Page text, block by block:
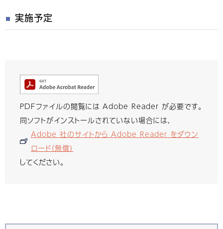
実施予定
PDFファイルの閲覧には Adobe Reader が必要です。
同ソフトがインストールされていない場合には、
Adobe 社のサイトから Adobe Reader をダウン
ロード（無償）
してください。